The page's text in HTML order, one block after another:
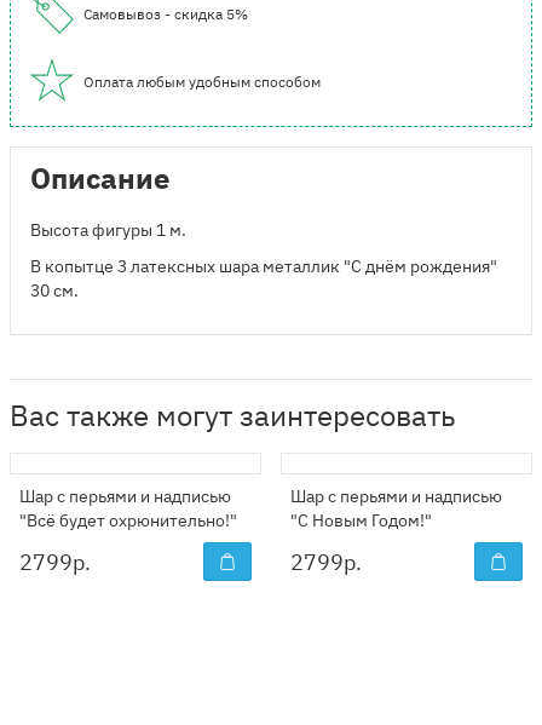
Самовывоз - скидка 5%
Оплата любым удобным способом
Описание
Высота фигуры 1 м.
В копытце 3 латексных шара металлик "С днём рождения"
30 см.
Вас также могут заинтересовать
Шар с перьями и надписью
"Всё будет охрюнительно!"
2799р.
Шар с перьями и надписью
"С Новым Годом!"
2799р.